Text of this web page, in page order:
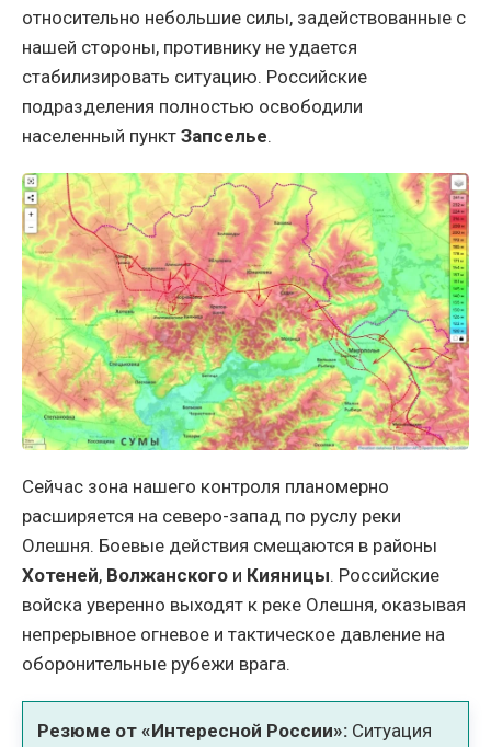
относительно небольшие силы, задействованные с
нашей стороны, противнику не удается
стабилизировать ситуацию. Российские
подразделения полностью освободили
населенный пункт Запселье.
Сейчас зона нашего контроля планомерно
расширяется на северо-запад по руслу реки
Олешня. Боевые действия смещаются в районы
Хотеней, Волжанского и Кияницы. Российские
войска уверенно выходят к реке Олешня, оказывая
непрерывное огневое и тактическое давление на
оборонительные рубежи врага.
Резюме от «Интересной России»: Ситуация